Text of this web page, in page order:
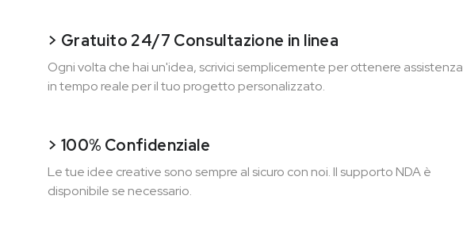
> Gratuito 24/7 Consultazione in linea
Ogni volta che hai un'idea, scrivici semplicemente per ottenere assistenza
in tempo reale per il tuo progetto personalizzato.
> 100% Confidenziale
Le tue idee creative sono sempre al sicuro con noi. Il supporto NDA è
disponibile se necessario.